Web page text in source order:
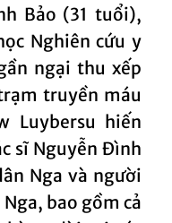
Bảo (31 tuổi),
Nghiên cứu y
ngại thu xếp
truyền máu
Luybersu hiến
sĩ Nguyễn Đình
Nga và người
bao gồm cả